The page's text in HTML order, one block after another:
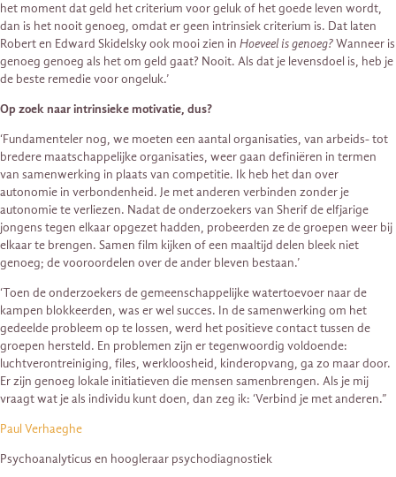
het moment dat geld het criterium voor geluk of het goede leven wordt,
dan is het nooit genoeg, omdat er geen intrinsiek criterium is. Dat laten
Robert en Edward Skidelsky ook mooi zien in Hoeveel is genoeg?Wanneer is
genoeg genoeg als het om geld gaat? Nooit. Als dat je levensdoel is, heb je
de beste remedie voor ongeluk.’
Op zoek naar intrinsieke motivatie, dus?
‘Fundamenteler nog, we moeten een aantal organisaties, van arbeids- tot
bredere maatschappelijke organisaties, weer gaan definiëren in termen
van samenwerking in plaats van competitie. Ik heb het dan over
autonomie in verbondenheid. Je met anderen verbinden zonder je
autonomie te verliezen. Nadat de onderzoekers van Sherif de elfjarige
jongens tegen elkaar opgezet hadden, probeerden ze de groepen weer bij
elkaar te brengen. Samen film kijken of een maaltijd delen bleek niet
genoeg; de vooroordelen over de ander bleven bestaan.’
‘Toen de onderzoekers de gemeenschappelijke watertoevoer naar de
kampen blokkeerden, was er wel succes. In de samenwerking om het
gedeelde probleem op te lossen, werd het positieve contact tussen de
groepen hersteld. En problemen zijn er tegenwoordig voldoende:
luchtverontreiniging, files, werkloosheid, kinderopvang, ga zo maar door.
Er zijn genoeg lokale initiatieven die mensen samenbrengen. Als je mij
vraagt wat je als individu kunt doen, dan zeg ik: ‘Verbind je met anderen.”
Paul Verhaeghe
Psychoanalyticus en hoogleraar psychodiagnostiek